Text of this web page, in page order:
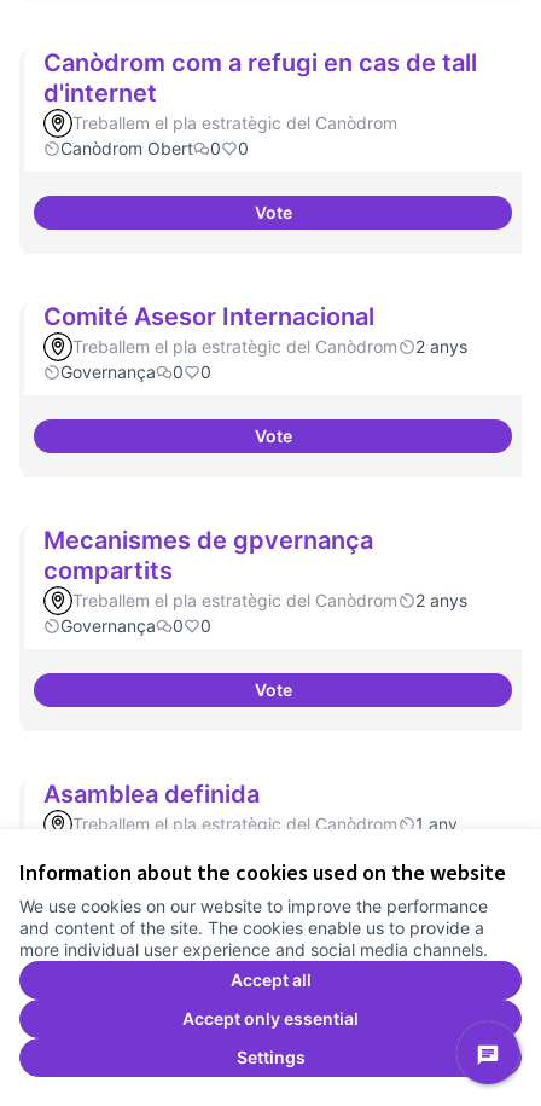
Information about the cookies used on the website
We use cookies on our website to improve the performance
and content of the site. The cookies enable us to provide a
more individual user experience and social media channels.
Accept all
Accept only essential
Settings
Canòdrom com a refugi en cas de tall
d'internet
Treballem el pla estratègic del Canòdrom
Canòdrom Obert
0 0
VoteCanòdrom com a refugi en cas
Comité Asesor Internacional
Treballem el pla estratègic del Canòdrom
2 anys
Governança
0 0
VoteComité Asesor Internacional
Mecanismes de gpvernança
compartits
Treballem el pla estratègic del Canòdrom
2 anys
Governança
0 0
VoteMecanismes de gpvernança
Asamblea definida
Treballem el pla estratègic del Canòdrom
1 any
VoteAsamblea definida
Actividades vinculadas a la
Treballem el pla estratègic del Canòdrom
1 any